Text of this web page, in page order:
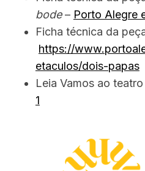
bode– Porto Alegre
Ficha técnica da
https://
etaculos/dois-papas
Leia Vamos ao
1